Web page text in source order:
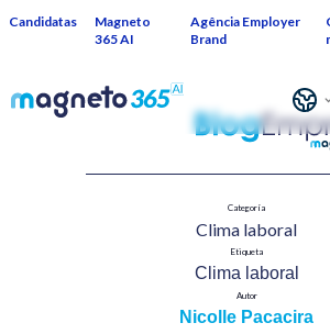
Candidatas
Magneto
365 AI
Agência Employer
Brand
Categoría
Clima laboral​
Etiqueta
Clima laboral
Autor
Nicolle Pacacira